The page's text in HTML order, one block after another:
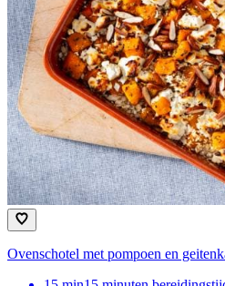
Ovenschotel met pompoen en